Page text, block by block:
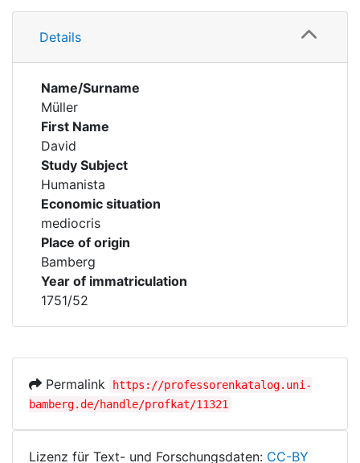
Details
Details
Name/Surname
Müller
First Name
David
Study Subject
Humanista
Economic situation
mediocris
Place of origin
Bamberg
Year of immatriculation
1751/52
Permalink
https://professorenkatalog.uni-
bamberg.de/handle/profkat/11321
Lizenz für Text- und Forschungsdaten: CC-BY